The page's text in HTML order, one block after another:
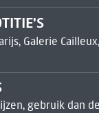
Galerie
gebruik dan